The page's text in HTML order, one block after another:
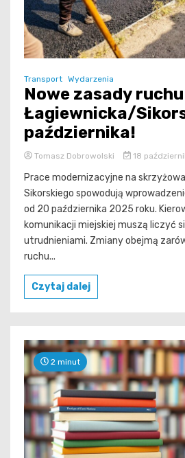
Transport Wydarzenia
Nowe zasady
Łagiewnicka/
października!
Tomasz Dobrowolski 18
Prace modernizacyjne na
Sikorskiego spowodują
od 20 października 2025 roku.
komunikacji miejskiej muszą liczyć
utrudnieniami. Zmiany obejmą
ruchu...
Czytaj dalej
2 minut